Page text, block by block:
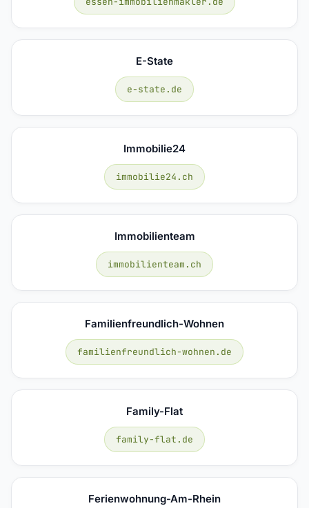
E-State
e-state.de
Immobilie24
immobilie24.ch
Immobilienteam
immobilienteam.ch
Familienfreundlich-Wohnen
familienfreundlich-wohnen.de
Family-Flat
family-flat.de
Ferienwohnung-Am-Rhein